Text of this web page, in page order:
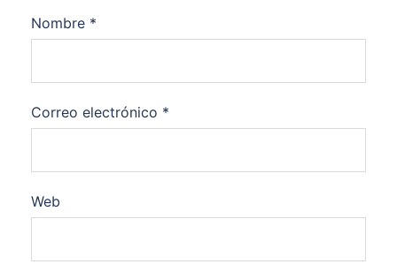
Nombre *
Correo electrónico *
Web